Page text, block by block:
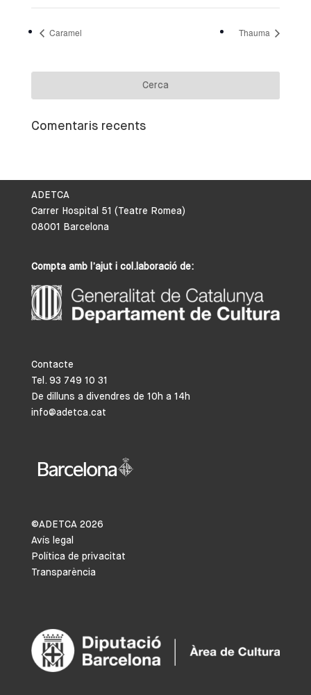
Caramel Thauma
Comentaris recents
ADETCA
Carrer Hospital 51 (Teatre Romea)
08001 Barcelona
Compta amb l’ajut i col.laboració de:
Contacte
Tel. 93 749 10 31
De dilluns a divendres de 10h a 14h
info@adetca.cat
©ADETCA 2026
Avís legal
Política de privacitat
Transparència